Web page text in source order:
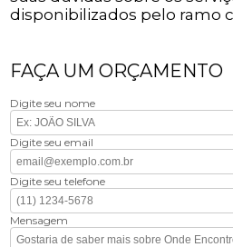
disponibilizados pelo ramo
FAÇA UM ORÇAMENTO
Digite seu nome
Digite seu email
Digite seu telefone
Mensagem